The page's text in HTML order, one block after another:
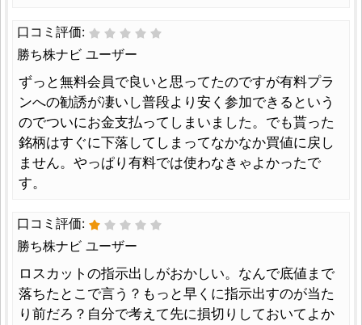
口コミ評価:
勝ち株ナビ ユーザー
ずっと無料会員で良いと思ってたのですが有料プラ
ンへの勧誘が凄いし普段より安く参加できるという
のでついにお金支払ってしまいました。でも貰った
銘柄はすぐに下落してしまってなかなか買値に戻し
ません。やっぱり有料では使わなきゃよかったで
す。
口コミ評価:
勝ち株ナビ ユーザー
ロスカットの指示出しがおかしい。なんで底値まで
落ちたとこで言う？もっと早くに指示出すのが当た
り前だろ？自分で考えて先に損切りしておいてよか